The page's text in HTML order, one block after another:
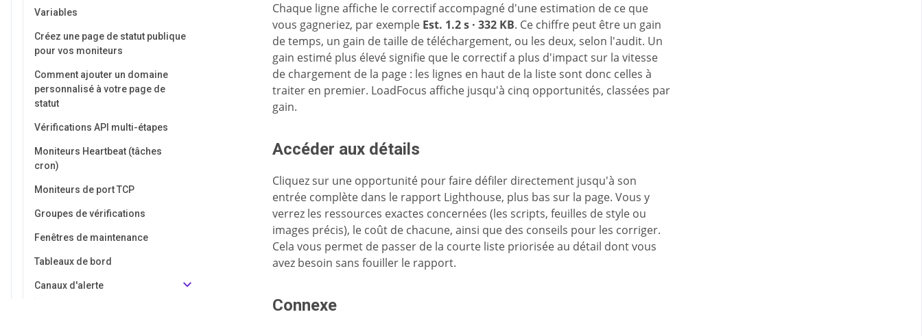
Variables
Créez une page de statut publique
pour vos moniteurs
Comment ajouter un domaine
personnalisé à votre page de
statut
Vérifications API multi-étapes
Moniteurs Heartbeat (tâches
cron)
Moniteurs de port TCP
Groupes de vérifications
Fenêtres de maintenance
Tableaux de bord
Canaux d'alerte
Chaque ligne affiche le correctif accompagné d'une estimation de ce que
vous gagneriez, par exemple Est. 1.2 s · 332 KB. Ce chiffre peut être un gain
de temps, un gain de taille de téléchargement, ou les deux, selon l'audit. Un
gain estimé plus élevé signifie que le correctif a plus d'impact sur la vitesse
de chargement de la page : les lignes en haut de la liste sont donc celles à
traiter en premier. LoadFocus affiche jusqu'à cinq opportunités, classées par
gain.
Accéder aux détails
Cliquez sur une opportunité pour faire défiler directement jusqu'à son
entrée complète dans le rapport Lighthouse, plus bas sur la page. Vous y
verrez les ressources exactes concernées (les scripts, feuilles de style ou
images précis), le coût de chacune, ainsi que des conseils pour les corriger.
Cela vous permet de passer de la courte liste priorisée au détail dont vous
avez besoin sans fouiller le rapport.
Connexe